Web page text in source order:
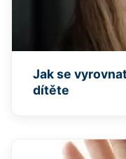
Jak se
dítěte